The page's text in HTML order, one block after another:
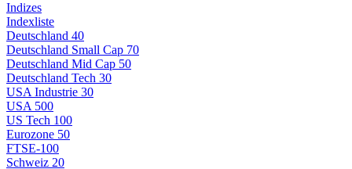
Indizes
Indexliste
Deutschland 40
Deutschland Small Cap 70
Deutschland Mid Cap 50
Deutschland Tech 30
USA Industrie 30
USA 500
US Tech 100
Eurozone 50
FTSE-100
Schweiz 20